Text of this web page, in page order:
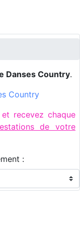
Danses Country.
Country
et recevez chaque
de votre
: